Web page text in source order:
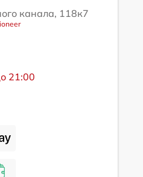
канала, 118к7
21:00